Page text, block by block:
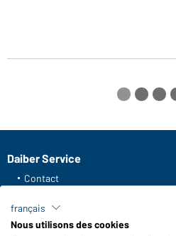
Daiber Service
Contact
Frais de transport
FAQ / Manuel d' utilisation
français
Nous utilisons des cookies